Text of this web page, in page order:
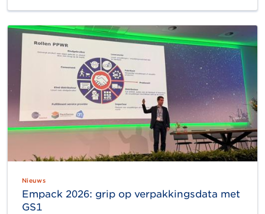
Nieuws
Empack 2026: grip op verpakkingsdata met
GS1